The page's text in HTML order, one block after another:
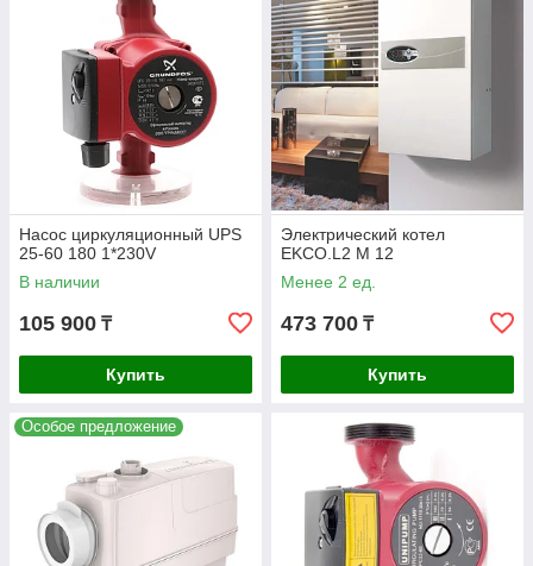
Насос циркуляционный UPS
25-60 180 1*230V
В наличии
105 900 ₸
Купить
Электрический котел
EKCO.L2 M 12
Менее 2 ед.
473 700 ₸
Купить
Особое предложение